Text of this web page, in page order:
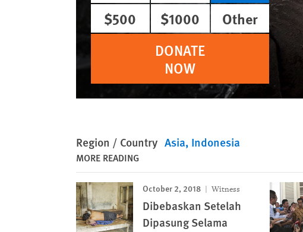
$500
$1000
Other
DONATE
NOW
Region / Country Asia Indonesia
MORE READING
October 2, 2018 Witness
Dibebaskan Setelah
Dipasung Selama